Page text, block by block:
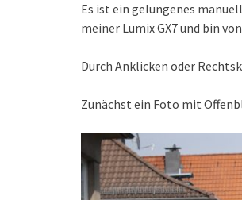
Es ist ein gelungenes
meiner Lumix GX7 und bin
Durch Anklicken oder
Zunächst ein Foto mit